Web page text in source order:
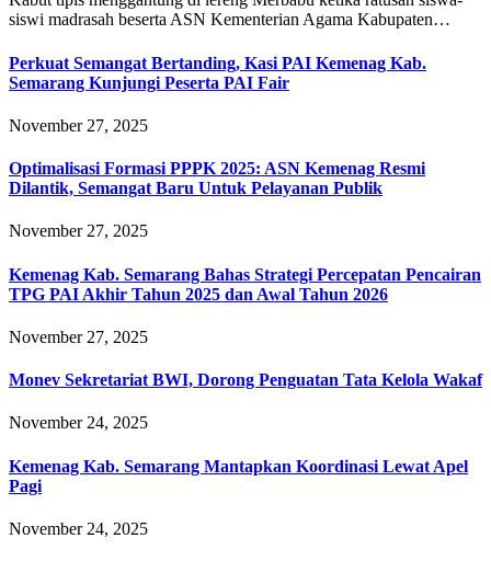
siswi madrasah beserta ASN Kementerian Agama Kabupaten…
Perkuat Semangat Bertanding, Kasi PAI Kemenag Kab.
Semarang Kunjungi Peserta PAI Fair
November 27, 2025
Optimalisasi Formasi PPPK 2025: ASN Kemenag Resmi
Dilantik, Semangat Baru Untuk Pelayanan Publik
November 27, 2025
Kemenag Kab. Semarang Bahas Strategi Percepatan Pencairan
TPG PAI Akhir Tahun 2025 dan Awal Tahun 2026
November 27, 2025
Monev Sekretariat BWI, Dorong Penguatan Tata Kelola Wakaf
November 24, 2025
Kemenag Kab. Semarang Mantapkan Koordinasi Lewat Apel
Pagi
November 24, 2025